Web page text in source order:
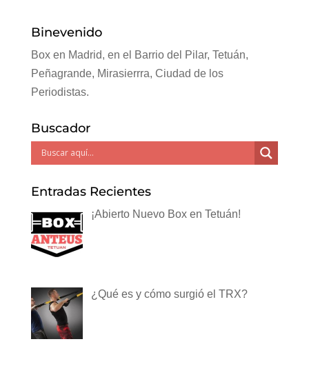
Binevenido
Box en Madrid, en el Barrio del Pilar, Tetuán,
Peñagrande, Mirasierrra, Ciudad de los
Periodistas.
Buscador
Entradas Recientes
¡Abierto Nuevo Box en Tetuán!
¿Qué es y cómo surgió el TRX?